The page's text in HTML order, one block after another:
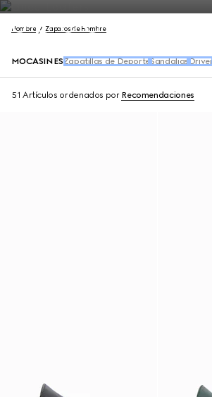
Hombre Zapatos de Hombre
MOCASINES Zapatillas de Deporte Sandalias Driver
51 Artículos ordenados por Recomendaciones